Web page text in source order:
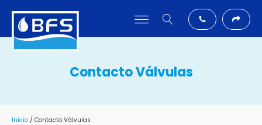
Contacto Válvulas
Inicio / Contacto Válvulas